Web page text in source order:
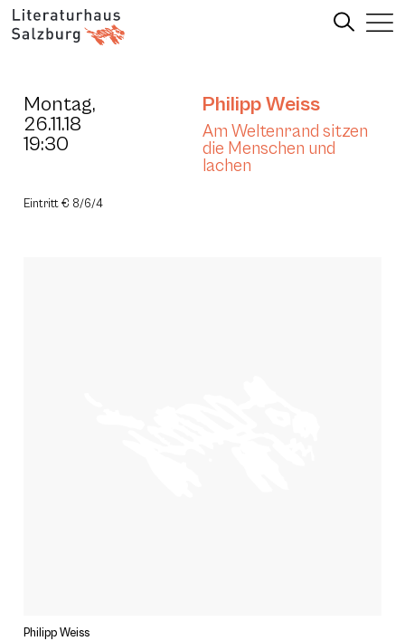
Montag,
26.11.18
19:30
Philipp Weiss
Am Weltenrand sitzen
die Menschen und
lachen
Eintritt € 8/6/4
Philipp Weiss